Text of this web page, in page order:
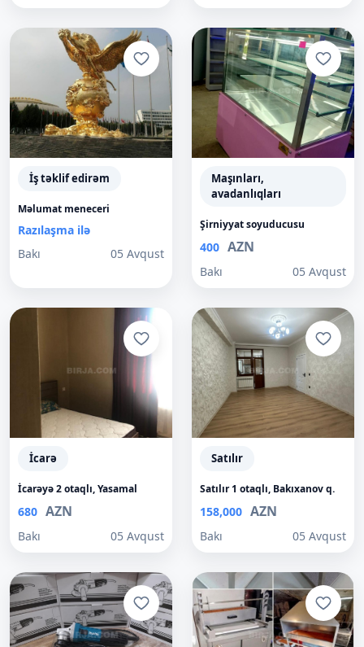
İş təklif edirəm
Məlumat meneceri
Razılaşma ilə
Bakı
05 Avqust
Maşınları,
avadanlıqları
Şirniyyat soyuducusu
400 AZN
Bakı 05 Avqust
İcarə
İcarəyə 2 otaqlı, Yasamal
680 AZN
Bakı 05 Avqust
Satılır
Satılır 1 otaqlı, Bakıxanov q.
158,000 AZN
Bakı 05 Avqust